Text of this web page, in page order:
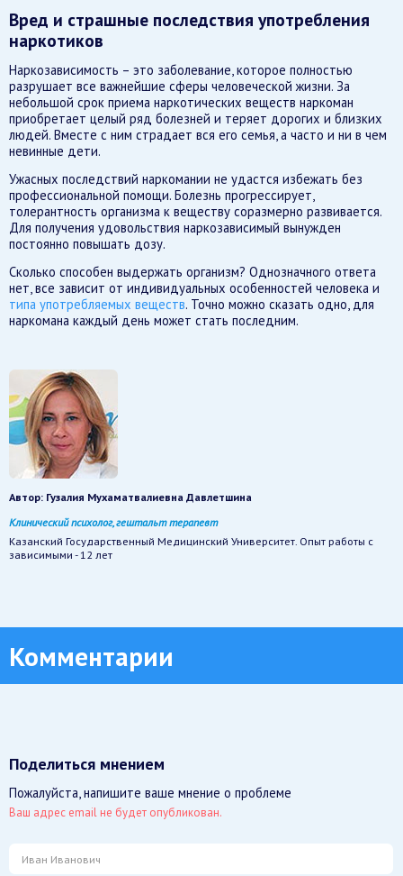
Вред и страшные последствия употребления
наркотиков
Наркозависимость – это заболевание, которое полностью
разрушает все важнейшие сферы человеческой жизни. За
небольшой срок приема наркотических веществ наркоман
приобретает целый ряд болезней и теряет дорогих и близких
людей. Вместе с ним страдает вся его семья, а часто и ни в чем
невинные дети.
Ужасных последствий наркомании не удастся избежать без
профессиональной помощи. Болезнь прогрессирует,
толерантность организма к веществу соразмерно развивается.
Для получения удовольствия наркозависимый вынужден
постоянно повышать дозу.
Сколько способен выдержать организм? Однозначного ответа
нет, все зависит от индивидуальных особенностей человека и
типа употребляемых веществ. Точно можно сказать одно, для
наркомана каждый день может стать последним.
Автор: Гузалия Мухаматвалиевна Давлетшина
Клинический психолог, гештальт терапевт
Казанский Государственный Медицинский Университет. Опыт работы с
зависимыми - 12 лет
Комментарии
Поделиться мнением
Пожалуйста, напишите ваше мнение о проблеме
Ваш адрес email не будет опубликован.